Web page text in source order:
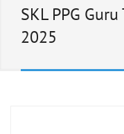
SKL PPG
2025